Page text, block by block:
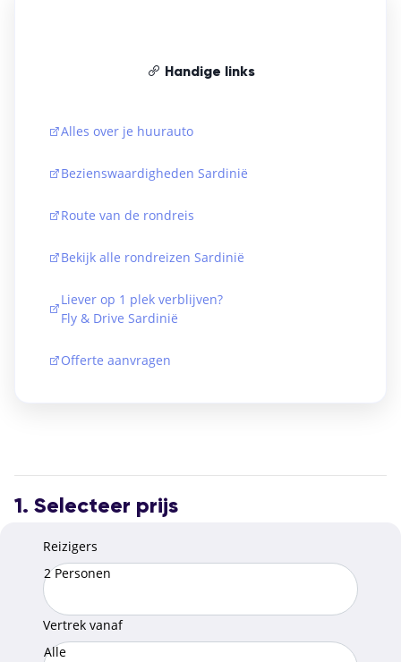
Handige links
Alles over je huurauto
Bezienswaardigheden Sardinië
Route van de rondreis
Bekijk alle rondreizen Sardinië
Liever op 1 plek verblijven?
Fly & Drive Sardinië
Offerte aanvragen
1. Selecteer prijs
Reizigers
2 Personen
Vertrek vanaf
Alle